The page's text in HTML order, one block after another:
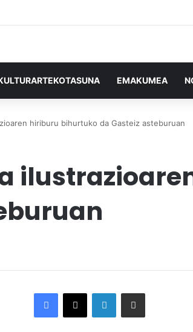
EMAKUMEA
hiriburu bihurtuko da Gasteiz asteburuan